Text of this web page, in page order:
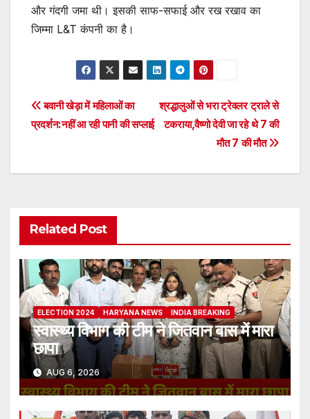
और गंदगी जमा थी। इसकी साफ-सफाई और रख रखाव का
जिम्मा L&T कंपनी का है।
Post
navigation
श्रद्धालुओं से भरा ट्रेवलर ट्राले से
टकराया,वैष्णो देवी जा रहे थे 7 की
मौत 7 की मौत
बवानी खेड़ा में महिलाओं का
प्रदर्शन:नहीं आ रही पानी की सप्लाई
Related Post
ELECTION 2024 HARYANA NEWS INDIA BREAKING
स्वास्थ्य विभाग की टीम ने जितवान बास में मारा
छापा
AUG 6, 2026